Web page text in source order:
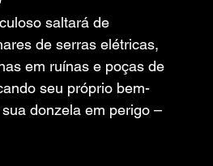
saltará de
de serras elétricas,
em ruínas e poças de
seu próprio bem-
donzela em perigo –